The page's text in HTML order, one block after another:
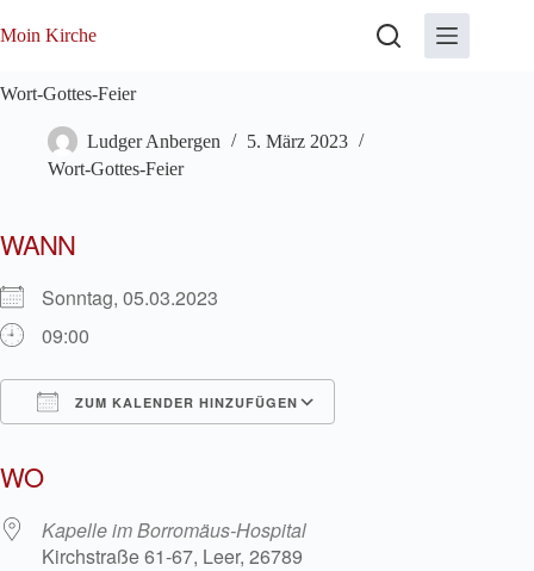
Inhalt
Moin Kirche
Wort-Gottes-Feier
Ludger Anbergen
5. März 2023
Wort-Gottes-Feier
WANN
Sonntag, 05.03.2023
09:00
ZUM KALENDER HINZUFÜGEN
WO
Kapelle im Borromäus-Hospital
Kirchstraße 61-67, Leer, 26789